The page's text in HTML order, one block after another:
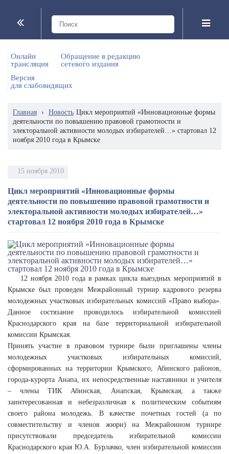
Онлайн
трансляция
Обращение в редакцию
сетевого издания
Версия
для слабовидящих
Главная › Новость Цикл мероприятий «Инновационные формы
деятельности по повышению правовой грамотности и
электоральной активности молодых избирателей…» стартовал 12
ноября 2010 года в Крымске
15 ноября 2010
Цикл мероприятий «Инновационные формы
деятельности по повышению правовой грамотности и
электоральной активности молодых избирателей…»
стартовал 12 ноября 2010 года в Крымске
12 ноября 2010 года в рамках цикла выездных мероприятий в
Крымске был проведен Межрайонный турнир кадрового резерва
молодежных участковых избирательных комиссий «Право выбора».
Данное состязание проводилось избирательной комиссией
Краснодарского края на базе территориальной избирательной
комиссии Крымская.
Принять участие в правовом турнире были приглашены члены
молодежных участковых избирательных комиссий,
сформированных на территории Крымского, Абинского районов,
города-курорта Анапа, их непосредственные наставники и учителя
– члены ТИК Абинская, Анапская, Крымская, а также
заинтересованная и небезразличная к политическим событиям
своего района молодежь. В качестве почетных гостей (а по
совместительству и членов жюри) на Межрайонном турнире
присутствовали председатель избирательной комиссии
Краснодарского края Ю.А. Бурлачко, член избирательной комиссии